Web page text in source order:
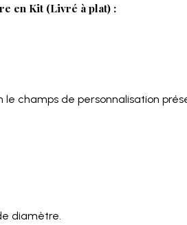
en Kit (Livré à plat) :
le champs de personnalisation
diamètre.